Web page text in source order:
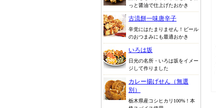
っと醤油で仕上げたおかき
古流餅一味唐辛子
辛党にはたまりません！ビール
のおつまみにも最適おかき
いろは坂
日光の名所・いろは坂をイメー
ジして作りました
カレー揚げせん（無選
別）
栃木県産コシヒカリ100%！本